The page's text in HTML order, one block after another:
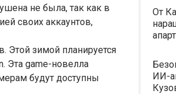
не была, так как в
своих аккаунтов,
Этой зимой планируется
Эта game-новелла
будут доступны
От
ИИ-